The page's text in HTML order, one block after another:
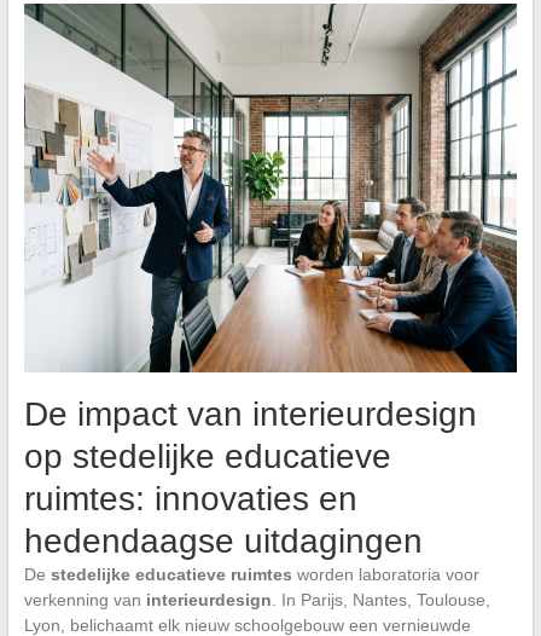
De impact van interieurdesign
op stedelijke educatieve
ruimtes: innovaties en
hedendaagse uitdagingen
De stedelijke educatieve ruimtes worden laboratoria voor
verkenning van interieurdesign . In Parijs, Nantes, Toulouse,
Lyon, belichaamt elk nieuw schoolgebouw een vernieuwde